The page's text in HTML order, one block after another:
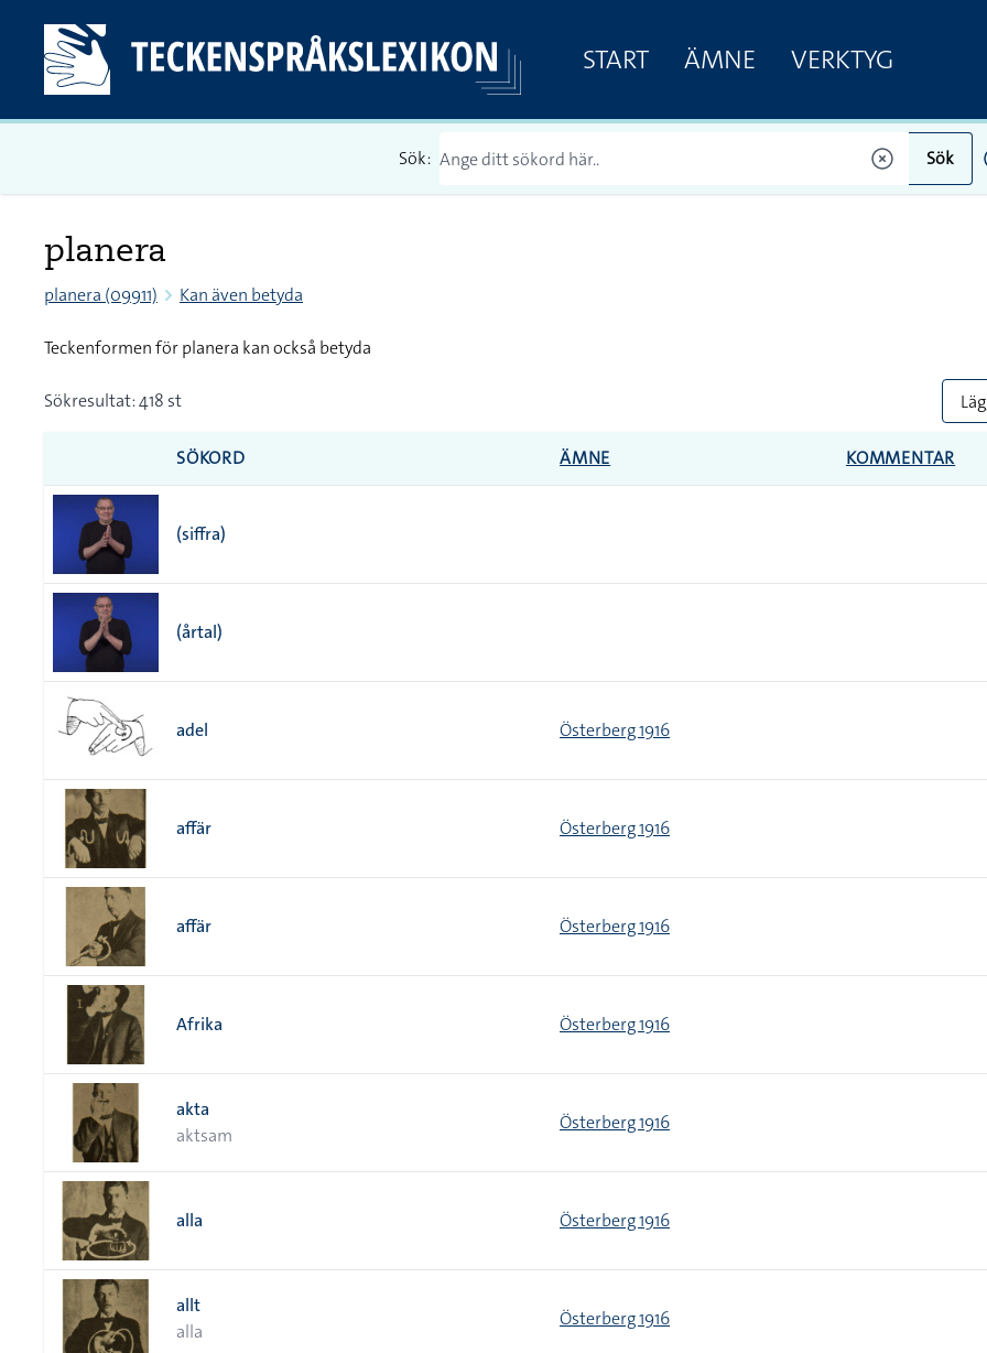
START ÄMNE VERKTYG
Sök: Sök
planera
planera (09911) Kan även betyda
Teckenformen för planera kan också betyda
Sökresultat: 418 st
SÖKORD ÄMNE KOMMENTAR
(siffra)
(årtal)
adel Österberg 1916
affär Österberg 1916
affär Österberg 1916
Afrika Österberg 1916
akta
aktsam
Österberg 1916
alla Österberg 1916
allt
alla
Österberg 1916